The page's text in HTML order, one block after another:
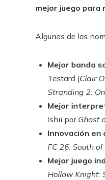
mejor juego para
Algunos de los
Mejor banda
Testard (Clair
Stranding 2:
Mejor
Ishii por Ghost
Innovación en
FC 26, South
Mejor juego
Hollow Knight: